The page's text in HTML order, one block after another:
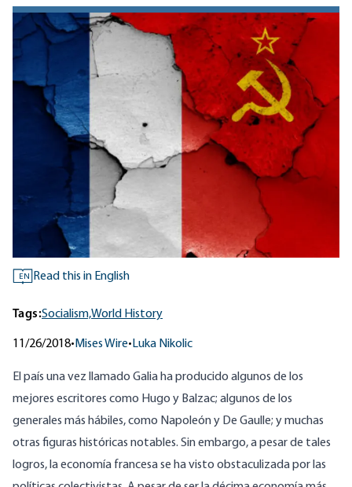
EN Read this in English
Tags:Socialism,World History
11/26/2018• Mises Wire• Luka Nikolic
El país una vez llamado Galia ha producido algunos de los
mejores escritores como Hugo y Balzac; algunos de los
generales más hábiles, como Napoleón y De Gaulle; y muchas
otras figuras históricas notables. Sin embargo, a pesar de tales
logros, la economía francesa se ha visto obstaculizada por las